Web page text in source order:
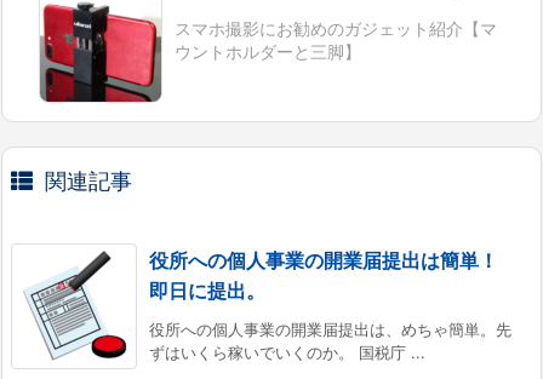
スマホ撮影にお勧めのガジェット紹介【マ
ウントホルダーと三脚】
関連記事
役所への個人事業の開業届提出は簡単！
即日に提出。
役所への個人事業の開業届提出は、めちゃ簡単。先
ずはいくら稼いでいくのか。 国税庁 ...